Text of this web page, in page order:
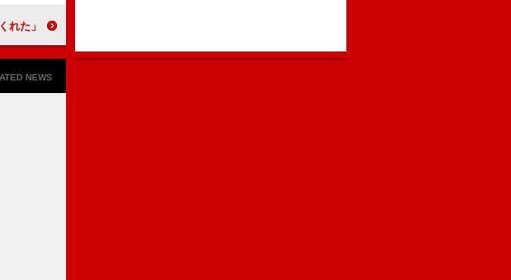
くれた」
NEWS